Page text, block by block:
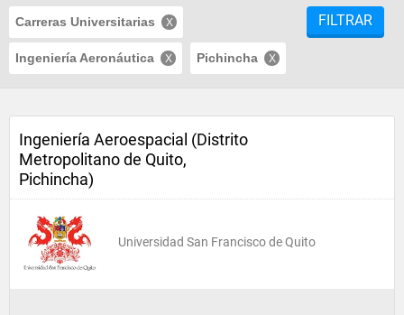
Carreras Universitarias
Ingeniería Aeronáutica Pichincha
FILTRAR
Ingeniería Aeroespacial (Distrito
Metropolitano de Quito,
Pichincha)
Universidad San Francisco de Quito